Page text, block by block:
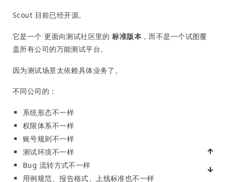
Scout 目前已经开源。
它是一个 更面向测试社区里的标准版本 ，而不是一个试图覆
盖所有公司的万能测试平台。
因为测试场景太依赖具体业务了。
不同公司的：
系统形态不一样
权限体系不一样
账号规则不一样
测试环境不一样
Bug 流转方式不一样
用例规范、报告格式、上线标准也不一样